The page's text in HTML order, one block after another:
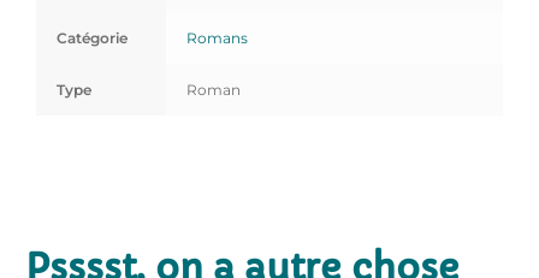
Catégorie Romans
Type Roman
Psssst, on a autre chose